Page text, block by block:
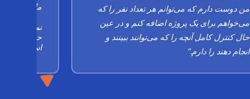
من دوست دارم که می‌توانم هر تعداد نفر را که
می‌خواهم برای یک پروژه اضافه کنم و در عین
حال کنترل کامل آنچه را که می‌توانند ببینند و
انجام دهند را دارم.”
ما افزایش تا 80،0 دلار
حمایت
است.”